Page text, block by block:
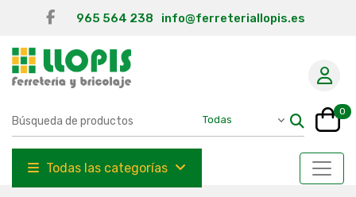
965 564 238 info@ferreteriallopis.es
0
Todas las categorías